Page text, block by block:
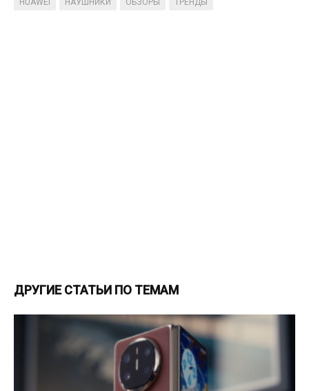
ДРУГИЕ СТАТЬИ ПО ТЕМАМ